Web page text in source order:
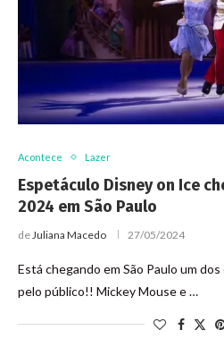
Acontece Lazer
Espetáculo Disney on Ice
2024 em São Paulo
deJuliana Macedo 27/05/2024
Está chegando em São Paulo um
pelo público!! Mickey Mouse e …